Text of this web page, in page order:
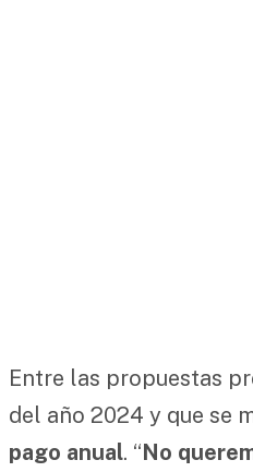
Entre las propuestas
del año 2024 y que se
pago anual. “No